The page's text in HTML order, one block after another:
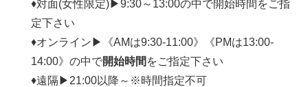
♦対面(女性限定)▶9:30～13:00の中で開始時間をご指
定下さい
♦オンライン▶《AMは9:30-11:00》《PMは13:00-
14:00》の中で開始時間 をご指定下さい
♦遠隔▶21:00以降～※時間指定不可